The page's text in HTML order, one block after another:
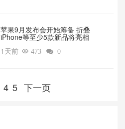
苹果9月发布会开始筹备 折叠
iPhone等至少5款新品将亮相
1天前  473  0
4 5 下一页